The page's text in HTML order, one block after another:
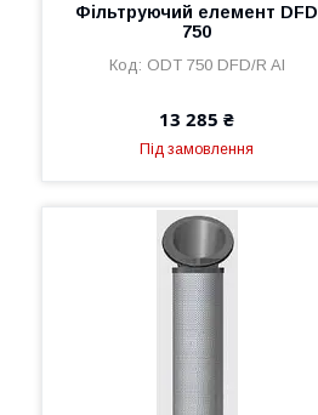
Фільтруючий елемент DFD
750
ODT 750 DFD/R Al
13 285 ₴
Під замовлення